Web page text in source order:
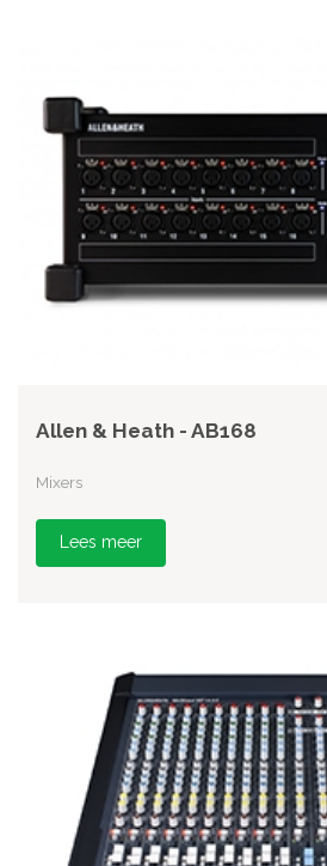
Allen & Heath - AB168
Mixers
Lees meer